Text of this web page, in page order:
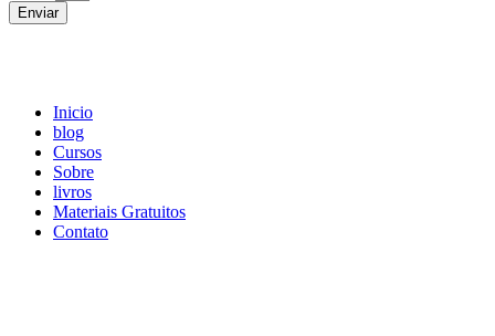
Enviar
Inicio
blog
Cursos
Sobre
livros
Materiais Gratuitos
Contato